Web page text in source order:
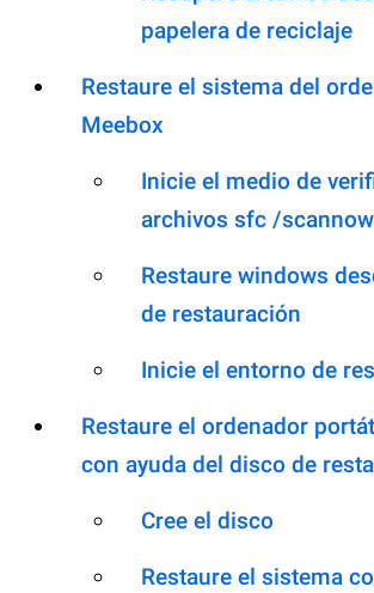
papelera de reciclaje
Restaure el sistema del
Meebox
Inicie el medio de
archivos sfc /scannow
Restaure windows
de restauración
Inicie el entorno de
Restaure el ordenador
con ayuda del disco de
Cree el disco
Restaure el sistema